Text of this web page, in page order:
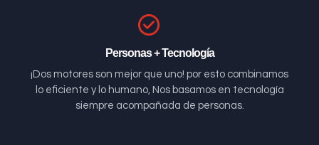
Personas + Tecnología
¡Dos motores son mejor que uno! por esto combinamos
lo eficiente y lo humano, Nos basamos en tecnología
siempre acompañada de personas.